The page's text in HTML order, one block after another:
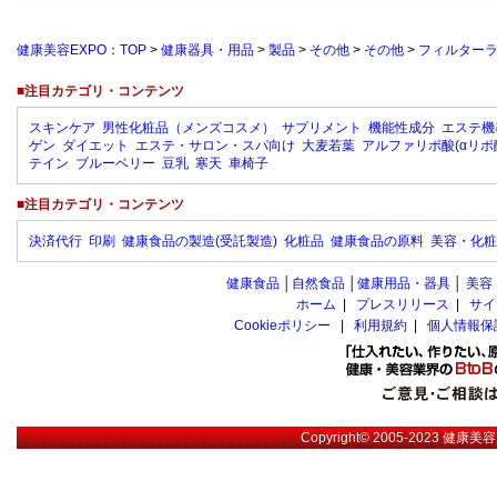
健康美容EXPO：TOP > 健康器具・用品 > 製品 > その他 > その他 > フィルター
■注目カテゴリ・コンテンツ
スキンケア 男性化粧品（メンズコスメ） サプリメント 機能性成分 エステ
ゲン ダイエット エステ・サロン・スパ向け 大麦若葉 アルファリポ酸(αリポ
テイン ブルーベリー 豆乳 寒天 車椅子
■注目カテゴリ・コンテンツ
決済代行 印刷 健康食品の製造(受託製造) 化粧品 健康食品の原料 美容・化
健康食品 自然食品 健康用品・器具 美容
ホーム
プレスリリース
サ
Cookieポリシー
利用規約 個人情報
Copyright© 2005-2023健康美